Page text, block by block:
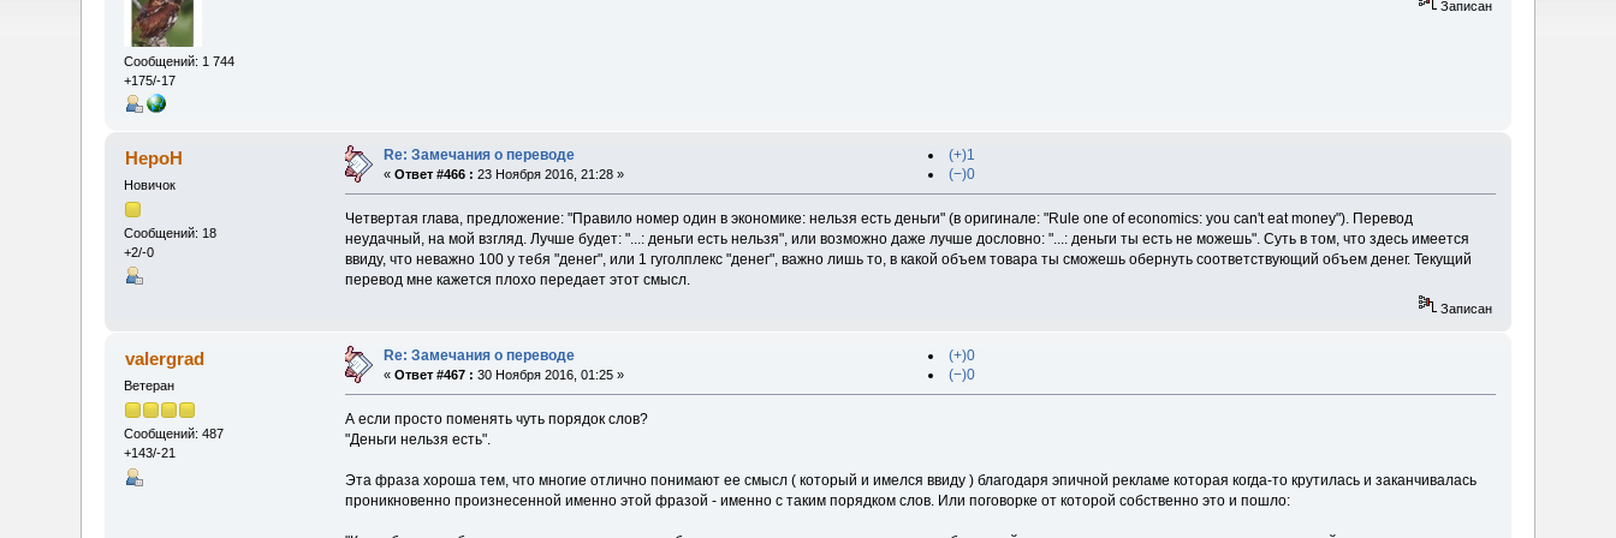
Сообщений: 1 744
+175/-17
Записан
HepoH
Новичок
Сообщений: 18
+2/-0
Re: Замечания о переводе
«Ответ #466 : 23 Ноября 2016, 21:28 »
(+)1
(−)0
Четвертая глава, предложение: "Правило номер один в экономике: нельзя есть деньги" (в оригинале: "Rule one of economics: you can't eat money"). Перевод
неудачный, на мой взгляд. Лучше будет: "...: деньги есть нельзя", или возможно даже лучше дословно: "...: деньги ты есть не можешь". Суть в том, что здесь имеется
ввиду, что неважно 100 у тебя "денег", или 1 гуголплекс "денег", важно лишь то, в какой объем товара ты сможешь обернуть соответствующий объем денег. Текущий
перевод мне кажется плохо передает этот смысл.
Записан
valergrad
Ветеран
Сообщений: 487
+143/-21
Re: Замечания о переводе
«Ответ #467 : 30 Ноября 2016, 01:25 »
(+)0
(−)0
А если просто поменять чуть порядок слов?
"Деньги нельзя есть".
Эта фраза хороша тем, что многие отлично понимают ее смысл ( который и имелся ввиду ) благодаря эпичной рекламе которая когда-то крутилась и заканчивалась
проникновенно произнесенной именно этой фразой - именно с таким порядком слов. Или поговорке от которой собственно это и пошло: